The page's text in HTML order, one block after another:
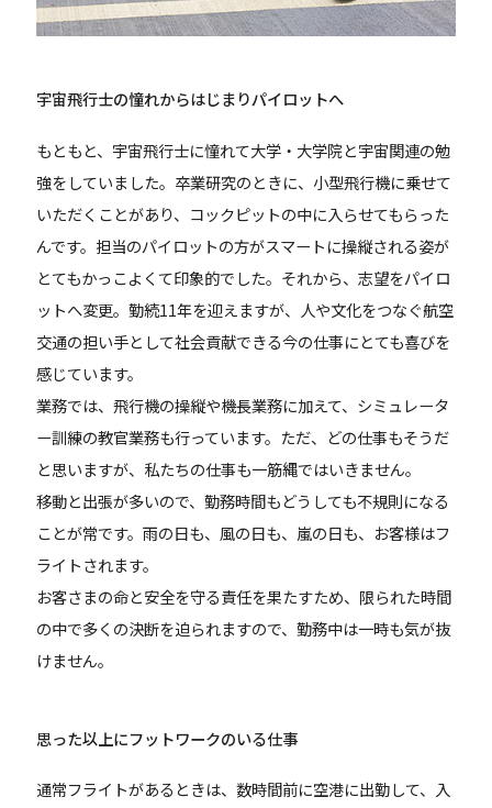
宇宙飛行士の憧れからはじまりパイロットへ
もともと、宇宙飛行士に憧れて大学・大学院と宇宙関連の勉
強をしていました。卒業研究のときに、小型飛行機に乗せて
いただくことがあり、コックピットの中に入らせてもらった
んです。担当のパイロットの方がスマートに操縦される姿が
とてもかっこよくて印象的でした。それから、志望をパイロ
ットへ変更。勤続11年を迎えますが、人や文化をつなぐ航空
交通の担い手として社会貢献できる今の仕事にとても喜びを
感じています。
業務では、飛行機の操縦や機長業務に加えて、シミュレータ
ー訓練の教官業務も行っています。ただ、どの仕事もそうだ
と思いますが、私たちの仕事も一筋縄ではいきません。
移動と出張が多いので、勤務時間もどうしても不規則になる
ことが常です。雨の日も、風の日も、嵐の日も、お客様はフ
ライトされます。
お客さまの命と安全を守る責任を果たすため、限られた時間
の中で多くの決断を迫られますので、勤務中は一時も気が抜
けません。
思った以上にフットワークのいる仕事
通常フライトがあるときは、数時間前に空港に出勤して、入